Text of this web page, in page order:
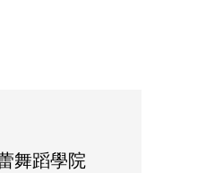
舞蹈學院